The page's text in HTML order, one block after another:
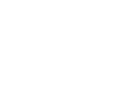
czcionki